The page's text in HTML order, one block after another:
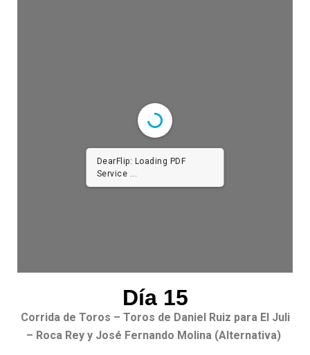
DearFlip: Loading PDF
Service ...
Día 15
Corrida de Toros – Toros de Daniel Ruiz para El Juli
– Roca Rey y José Fernando Molina (Alternativa)